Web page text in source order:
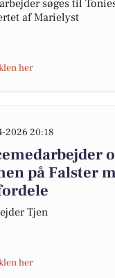
søges til
af Marielyst
her
2026 20:18
på Falster
Tjen
her